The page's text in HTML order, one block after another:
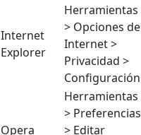
Internet
Explorer
Herramientas
> Opciones de
Internet >
Privacidad >
Configuración
Opera
Herramientas
> Preferencias
> Editar